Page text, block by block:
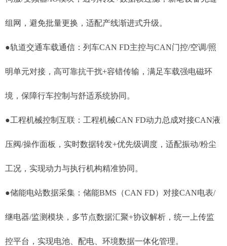
组网，避免批量更换，适配产线渐进式升级。
●轨道交通车载通信：列车CAN FD主控与CAN门控/空调/照
明单元对接，高可靠抗干扰+容错传输，满足车载强电磁环
境，保障行车控制与舒适系统协同。
●工程机械控制互联：工程机械CAN FD动力总成对接CAN液
压阀/操作面板，实时数据转发+优先级调度，适配振动/粉尘
工况，实现动力与执行机构精准协同。
●储能电站数据采集：储能BMS（CAN FD）对接CAN电表/
继电器/监测模块，多节点数据汇聚+协议解析，统一上传监
控平台，实现电池、配电、环境数据一体化管理。